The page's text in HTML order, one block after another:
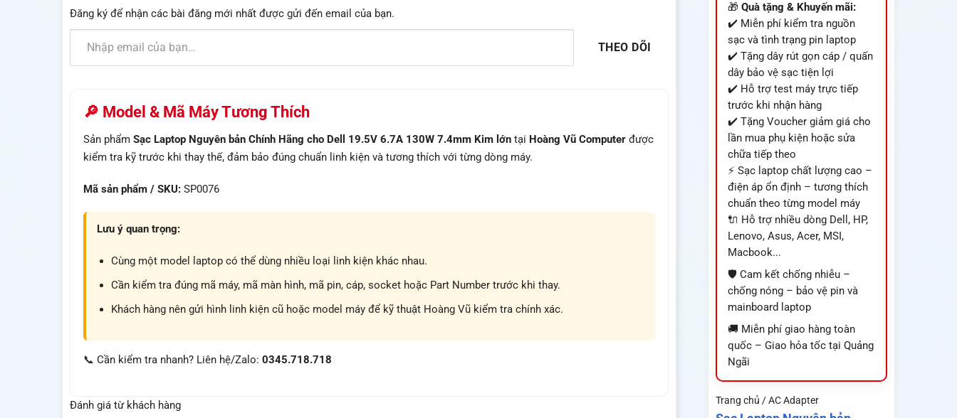
🎁Quà tặng & Khuyến mãi:
✔️ Miễn phí kiểm tra nguồn
sạc và tình trạng pin laptop
✔️ Tặng dây rút gọn cáp / quấn
dây bảo vệ sạc tiện lợi
✔️ Hỗ trợ test máy trực tiếp
trước khi nhận hàng
✔️ Tặng Voucher giảm giá cho
lần mua phụ kiện hoặc sửa
chữa tiếp theo
⚡ Sạc laptop chất lượng cao –
điện áp ổn định – tương thích
chuẩn theo từng model máy
🔌 Hỗ trợ nhiều dòng Dell, HP,
Lenovo, Asus, Acer, MSI,
Macbook...
🛡️ Cam kết chống nhiễu –
chống nóng – bảo vệ pin và
mainboard laptop
🚚 Miễn phí giao hàng toàn
quốc – Giao hỏa tốc tại Quảng
Ngãi
Trang chủ / AC Adapter
Đăng ký để nhận các bài đăng mới nhất được gửi đến email của bạn.
Nhập email của bạn…
THEO DÕI
🔎 Model & Mã Máy Tương Thích
Sản phẩm Sạc Laptop Nguyên bản Chính Hãng cho Dell 19.5V 6.7A 130W 7.4mm Kim lớn tại Hoàng Vũ Computer được
kiểm tra kỹ trước khi thay thế, đảm bảo đúng chuẩn linh kiện và tương thích với từng dòng máy.
Mã sản phẩm / SKU: SP0076
Lưu ý quan trọng:
Cùng một model laptop có thể dùng nhiều loại linh kiện khác nhau.
Cần kiểm tra đúng mã máy, mã màn hình, mã pin, cáp, socket hoặc Part Number trước khi thay.
Khách hàng nên gửi hình linh kiện cũ hoặc model máy để kỹ thuật Hoàng Vũ kiểm tra chính xác.
📞 Cần kiểm tra nhanh? Liên hệ/Zalo: 0345.718.718
Đánh giá từ khách hàng